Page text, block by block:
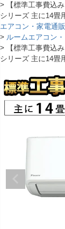
【標準工事費込
シリーズ 主に14畳
エアコン・家電通
ルームエアコン
【標準工事費込
シリーズ 主に14畳